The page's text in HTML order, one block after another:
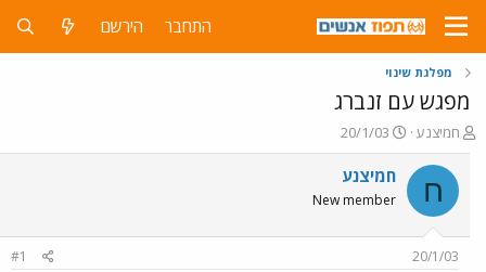
התחבר הירשם
מפלגת שינוי
מפגש עם זנברג
פ
ו
ת
ח
ה
ש
חמיצנע
פ
ו
ר
ם
20/1/03
ח חמיצנע
New member
20/1/03
#1